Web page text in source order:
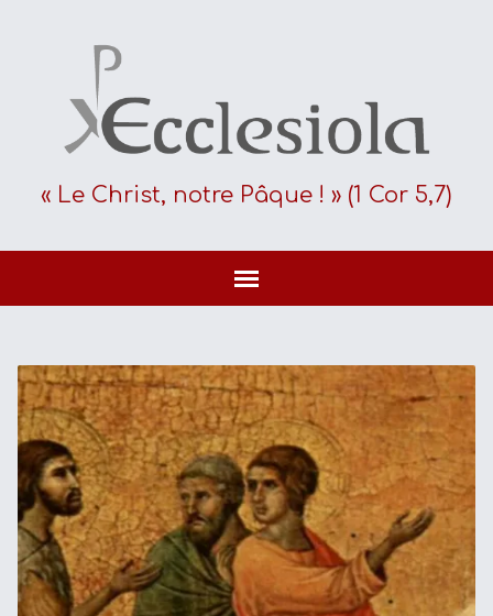
« Le Christ, notre Pâque ! » (1 Cor 5,7)